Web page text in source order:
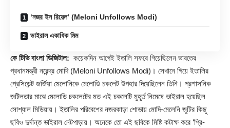
‘নজর ইস রিয়েল’ (Meloni Unfollows Modi)
ভাইরাল একাধিক মিম
কে টিভি বাংলা ডিজিটাল: কয়েকদিন আগেই ইতালি সফরে গিয়েছিলেন ভারতের
প্রধানমন্ত্রী নরেন্দ্র মোদি (Meloni Unfollows Modi)। সেখানে গিয়ে ইতালির
প্রেসিডেন্ট জর্জিয়া মেলোনিকে মেলোডি চকলেট উপহার দিয়েছিলেন তিনি। প্রশাসনিক
জটিলতার মাঝে মেলোডি চকলেটের মত এই চকলেটি মুহূর্ত নিমেষে ভাইরাল হয়েছিল
সোশ্যাল মিডিয়ায়। ইতালির পরিবেশের নজরকাড়া শোভায় মোদি-মেলেনি জুটির কিছু
ছবিও দুর্দান্ত ভাইরাল নেটপাড়ায়। অনেকে তো এই ছবিকে মিষ্টি কটাক্ষ করে ‘প্রি-